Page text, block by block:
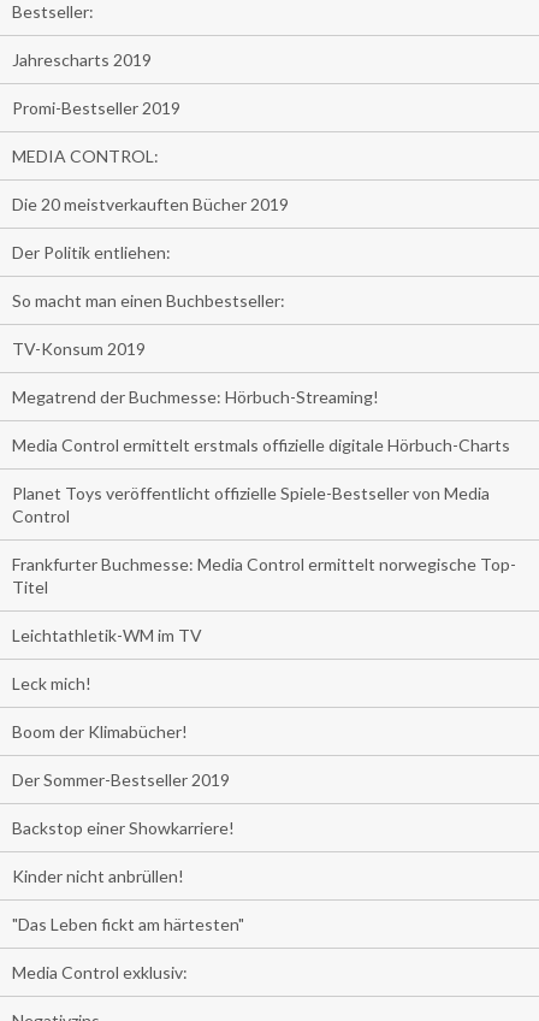
Bestseller:
Jahrescharts 2019
Promi-Bestseller 2019
MEDIA CONTROL:
Die 20 meistverkauften Bücher 2019
Der Politik entliehen:
So macht man einen Buchbestseller:
TV-Konsum 2019
Megatrend der Buchmesse: Hörbuch-Streaming!
Media Control ermittelt erstmals offizielle digitale Hörbuch-Charts
Planet Toys veröffentlicht offizielle Spiele-Bestseller von Media
Control
Frankfurter Buchmesse: Media Control ermittelt norwegische Top-
Titel
Leichtathletik-WM im TV
Leck mich!
Boom der Klimabücher!
Der Sommer-Bestseller 2019
Backstop einer Showkarriere!
Kinder nicht anbrüllen!
"Das Leben fickt am härtesten"
Media Control exklusiv: